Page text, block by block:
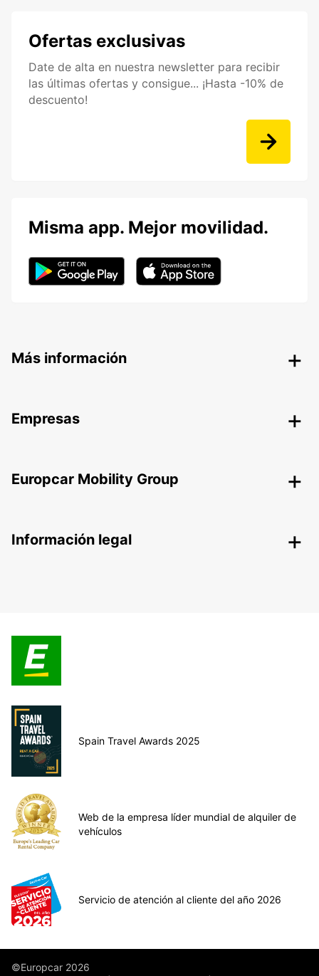
Ofertas exclusivas
Date de alta en nuestra newsletter para recibir
las últimas ofertas y consigue... ¡Hasta -10% de
descuento!
Misma app. Mejor movilidad.
Más información
Empresas
Europcar Mobility Group
Información legal
Spain Travel Awards 2025
Web de la empresa líder mundial de alquiler de
vehículos
Servicio de atención al cliente del año 2026
©Europcar 2026